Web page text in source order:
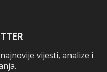
vijesti, analize i